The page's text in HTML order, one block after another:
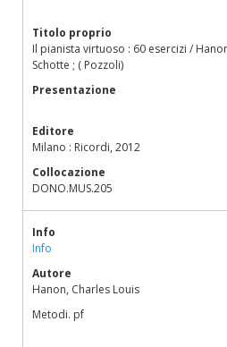
Titolo proprio
Il pianista virtuoso : 60 esercizi /
Schotte ; ( Pozzoli)
Presentazione
Editore
Milano : Ricordi, 2012
Collocazione
DONO.MUS.205
Info
Info
Autore
Hanon, Charles Louis
Metodi. pf